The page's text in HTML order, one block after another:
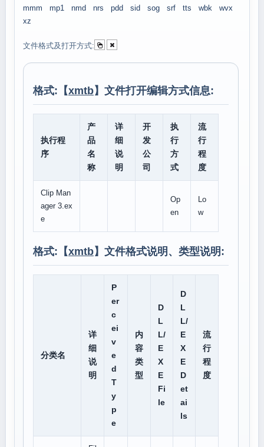
mmm
mp1 nmd nrs pdd sid sog srf tts wbk
wvx
xz
文件格式及打开方式:
格式:【xmtb】文件打开编辑方式信息:
执行程
序
产
品
名
称
详
细
说
明
开
发
公
司
执
行
方
式
流
行
程
度
Clip Man
ager 3.ex
e
Op
en
Lo
w
格式:【xmtb】文件格式说明、类型说明:
分类名
详
细
说
明
P
er
c
ei
v
e
d
T
y
p
e
内
容
类
型
D
L
L/
E
X
E
Fi
le
D
L
L/
E
X
E
D
et
ai
ls
流
行
程
度